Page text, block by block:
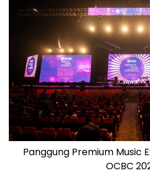
Panggung Premium Music
OCBC